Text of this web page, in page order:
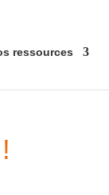
ressources